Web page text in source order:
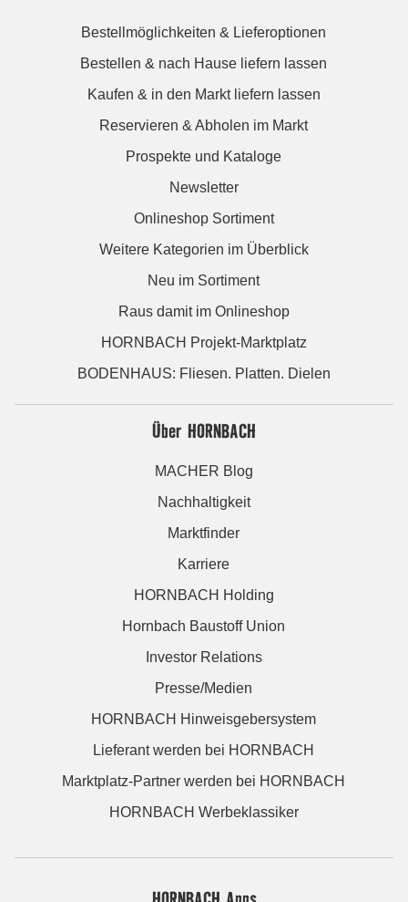
Bestellmöglichkeiten & Lieferoptionen
Bestellen & nach Hause liefern lassen
Kaufen & in den Markt liefern lassen
Reservieren & Abholen im Markt
Prospekte und Kataloge
Newsletter
Onlineshop Sortiment
Weitere Kategorien im Überblick
Neu im Sortiment
Raus damit im Onlineshop
HORNBACH Projekt-Marktplatz
BODENHAUS: Fliesen. Platten. Dielen
Über HORNBACH
MACHER Blog
Nachhaltigkeit
Marktfinder
Karriere
HORNBACH Holding
Hornbach Baustoff Union
Investor Relations
Presse/Medien
HORNBACH Hinweisgebersystem
Lieferant werden bei HORNBACH
Marktplatz-Partner werden bei HORNBACH
HORNBACH Werbeklassiker